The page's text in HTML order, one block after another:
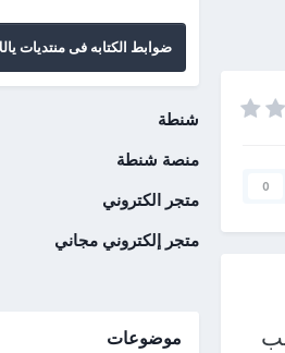
0
ضوابط الكتابه فى منتديات
شنطة
منصة شنطة
متجر الكتروني
متجر إلكتروني مجاني
موضوعات